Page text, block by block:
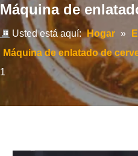
Máquina de
Usted está aquí: Hogar »
Máquina de enlatado de
1